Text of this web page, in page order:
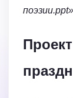
поэзии.ppt»